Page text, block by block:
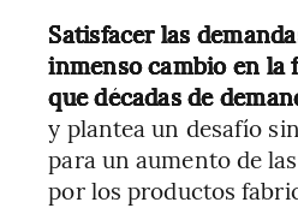
Satisfacer las
inmenso cambio en la
que décadas de
y plantea un desafío
para un aumento de
por los productos